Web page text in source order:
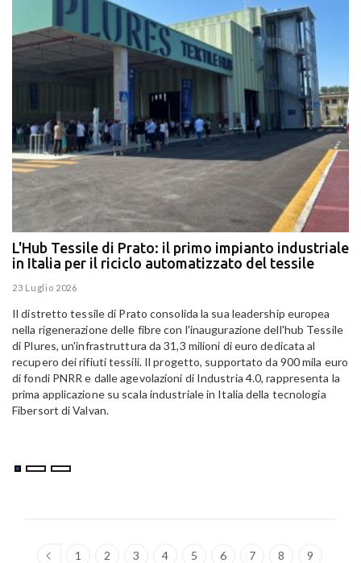
L'Hub Tessile di Prato: il primo impianto industriale
in Italia per il riciclo automatizzato del tessile
23 Luglio 2026
Il distretto tessile di Prato consolida la sua leadership europea
nella rigenerazione delle fibre con l'inaugurazione dell'hub Tessile
di Plures, un'infrastruttura da 31,3 milioni di euro dedicata al
recupero dei rifiuti tessili. Il progetto, supportato da 900 mila euro
di fondi PNRR e dalle agevolazioni di Industria 4.0, rappresenta la
prima applicazione su scala industriale in Italia della tecnologia
Fibersort di Valvan.
1 2 3 4 5 6 7 8 9